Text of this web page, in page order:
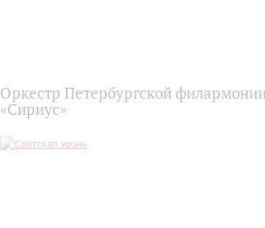
Оркестр Петербургской
«Сириус»